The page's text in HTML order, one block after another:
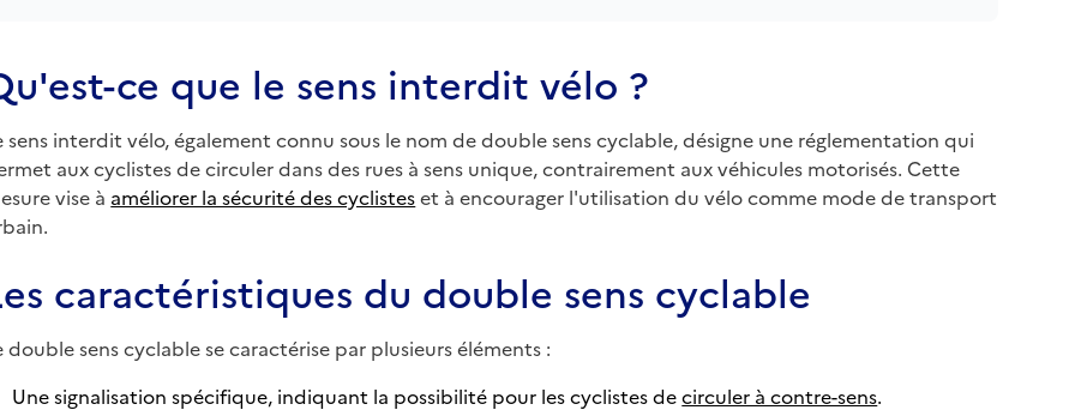
ce que le sens interdit vélo ?
sens interdit vélo, également connu sous le nom de double sens cyclable, désigne une réglementation qui
aux cyclistes de circuler dans des rues à sens unique, contrairement aux véhicules motorisés. Cette
vise à améliorer la sécurité des cyclisteset à encourager l'utilisation du vélo comme mode de transport
caractéristiques du double sens cyclable
double sens cyclable se caractérise par plusieurs éléments :
Une signalisation spécifique, indiquant la possibilité pour les cyclistes decirculer à contre-sens.